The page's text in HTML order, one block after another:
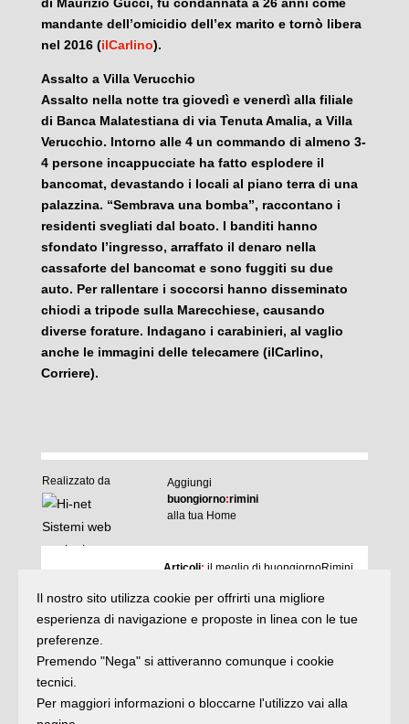
mandante dell’omicidio dell’ex marito e tornò libera
nel 2016 (ilCarlino).
Assalto a Villa Verucchio
Assalto nella notte tra giovedì e venerdì alla filiale
di Banca Malatestiana di via Tenuta Amalia, a Villa
Verucchio. Intorno alle 4 un commando di almeno 3-
4 persone incappucciate ha fatto esplodere il
bancomat, devastando i locali al piano terra di una
palazzina. “Sembrava una bomba”, raccontano i
residenti svegliati dal boato. I banditi hanno
sfondato l’ingresso, arraffato il denaro nella
cassaforte del bancomat e sono fuggiti su due
auto. Per rallentare i soccorsi hanno disseminato
chiodi a tripode sulla Marecchiese, causando
diverse forature. Indagano i carabinieri, al vaglio
anche le immagini delle telecamere (ilCarlino,
Corriere).
Realizzato da
Aggiungi
buongiorno:rimini
alla tua Home
Articoli
e rubriche I Articoli: il meglio di buongiornoRimini
Agenda
gli appuntamenti del giorno
Argomenti:la storia delle notizie
quasi un rotocalco
Iscrivitialla newsletter
Il nostro sito utilizza cookie per offrirti una migliore
esperienza di navigazione e proposte in linea con le tue
preferenze.
Premendo "Nega" si attiveranno comunque i cookie
tecnici.
Per maggiori informazioni o bloccarne l'utilizzo vai alla